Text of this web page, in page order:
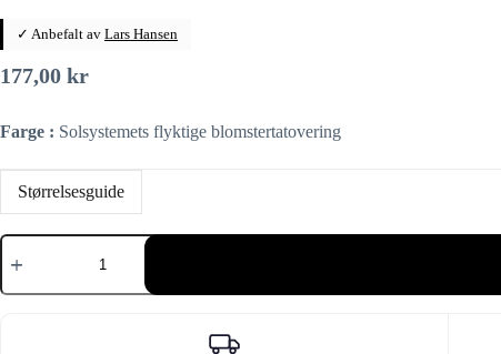
✓ Anbefalt av Lars Hansen
177,00 kr
Farge : Solsystemets flyktige blomstertatovering
Størrelsesguide
Solsystemets
flyktige
antall